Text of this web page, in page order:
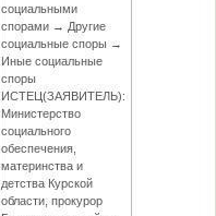
социальными
спорами → Другие
социальные споры →
Иные социальные
споры
ИСТЕЦ(ЗАЯВИТЕЛЬ):
Министерство
социального
обеспечения,
материнства и
детства Курской
области, прокурор